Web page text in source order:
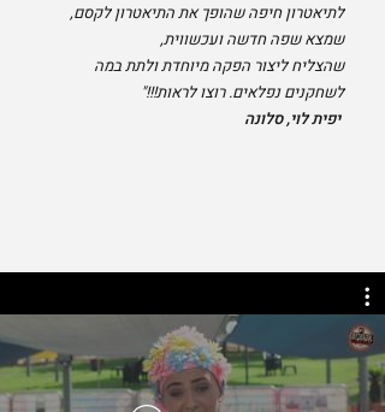
לתיאטרון חיפה שהופך את התיאטרון לקסם,
שמצא שפה חדשה ועכשווית,
שהצליח ליצור הפקה מיוחדת ולתת במה
לשחקנים נפלאים. רוצו לראות!!!"
יפית לוי, סלונה